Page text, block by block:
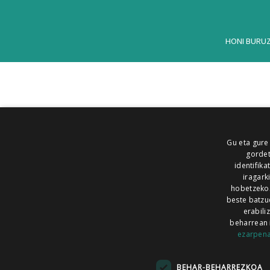
HONI BURUZ
ALEA
Gu eta
hobetzeko.
beste
beharrean
BEHAR-BEHARREZKOA